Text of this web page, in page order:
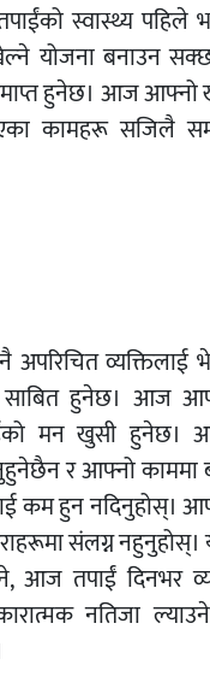
स्वास्थ्य पहिले
योजना बनाउन
हुनेछ। आज आफ्नो
कामहरू सजिलै
व्यक्तिलाई
साबित हुनेछ। आज
मन खुसी हुनेछ।
र आफ्नो काममा
कम हुन नदिनुहोस्।
संलग्न नहुनुहोस्।
आज तपाईं दिनभर
नतिजा